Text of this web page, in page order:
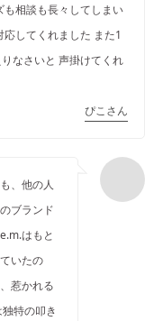
相談も長々してしまい
してくれました また1
なさいと 声掛けてくれ
ぴこさん
、他の人
ブランド
はもと
いたの
惹かれる
特の叩き